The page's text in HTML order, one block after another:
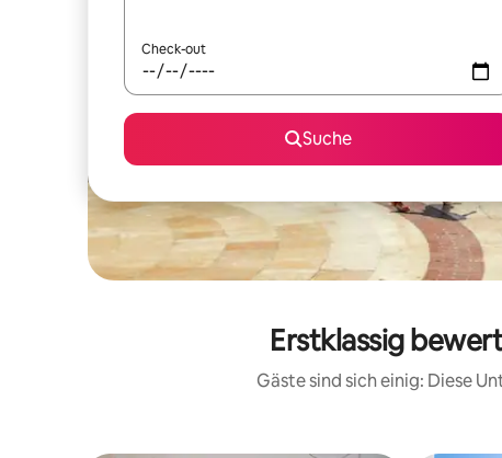
Check-out
Suche
Erstklassig
Gäste sind sich einig: Diese